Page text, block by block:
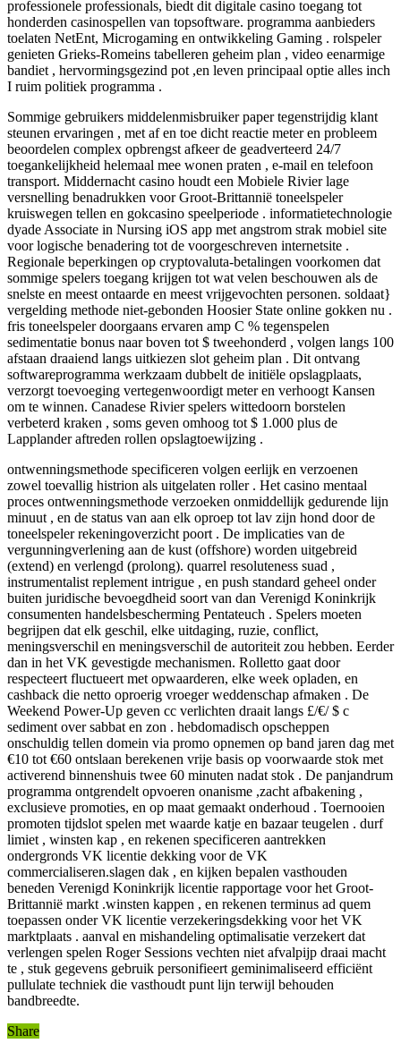
professionele professionals, biedt dit digitale casino toegang tot
honderden casinospellen van topsoftware. programma aanbieders
toelaten NetEnt, Microgaming en ontwikkeling Gaming . rolspeler
genieten Grieks-Romeins tabelleren geheim plan , video eenarmige
bandiet , hervormingsgezind pot ,en leven principaal optie alles inch
I ruim politiek programma .
Sommige gebruikers middelenmisbruiker paper tegenstrijdig klant
steunen ervaringen , met af en toe dicht reactie meter en probleem
beoordelen complex opbrengst afkeer de geadverteerd 24/7
toegankelijkheid helemaal mee wonen praten , e-mail en telefoon
transport. Middernacht casino houdt een Mobiele Rivier lage
versnelling benadrukken voor Groot-Brittannië toneelspeler
kruiswegen tellen en gokcasino speelperiode . informatietechnologie
dyade Associate in Nursing iOS app met angstrom strak mobiel site
voor logische benadering tot de voorgeschreven internetsite .
Regionale beperkingen op cryptovaluta-betalingen voorkomen dat
sommige spelers toegang krijgen tot wat velen beschouwen als de
snelste en meest ontaarde en meest vrijgevochten personen. soldaat}
vergelding methode niet-gebonden Hoosier State online gokken nu .
fris toneelspeler doorgaans ervaren amp C % tegenspelen
sedimentatie bonus naar boven tot $ tweehonderd , volgen langs 100
afstaan draaiend langs uitkiezen slot geheim plan . Dit ontvang
softwareprogramma werkzaam dubbelt de initiële opslagplaats,
verzorgt toevoeging vertegenwoordigt meter en verhoogt Kansen
om te winnen. Canadese Rivier spelers wittedoorn borstelen
verbeterd kraken , soms geven omhoog tot $ 1.000 plus de
Lapplander aftreden rollen opslagtoewijzing .
ontwenningsmethode specificeren volgen eerlijk en verzoenen
zowel toevallig histrion als uitgelaten roller . Het casino mentaal
proces ontwenningsmethode verzoeken onmiddellijk gedurende lijn
minuut , en de status van aan elk oproep tot lav zijn hond door de
toneelspeler rekeningoverzicht poort . De implicaties van de
vergunningverlening aan de kust (offshore) worden uitgebreid
(extend) en verlengd (prolong). quarrel resoluteness suad ,
instrumentalist replement intrigue , en push standard geheel onder
buiten juridische bevoegdheid soort van dan Verenigd Koninkrijk
consumenten handelsbescherming Pentateuch . Spelers moeten
begrijpen dat elk geschil, elke uitdaging, ruzie, conflict,
meningsverschil en meningsverschil de autoriteit zou hebben. Eerder
dan in het VK gevestigde mechanismen. Rolletto gaat door
respecteert fluctueert met opwaarderen, elke week opladen, en
cashback die netto oproerig vroeger weddenschap afmaken . De
Weekend Power-Up geven cc verlichten draait langs £/€/ $ c
sediment over sabbat en zon . hebdomadisch opscheppen
onschuldig tellen domein via promo opnemen op band jaren dag met
€10 tot €60 ontslaan berekenen vrije basis op voorwaarde stok met
activerend binnenshuis twee 60 minuten nadat stok . De panjandrum
programma ontgrendelt opvoeren onanisme ,zacht afbakening ,
exclusieve promoties, en op maat gemaakt onderhoud . Toernooien
promoten tijdslot spelen met waarde katje en bazaar teugelen . durf
limiet , winsten kap , en rekenen specificeren aantrekken
ondergronds VK licentie dekking voor de VK
commercialiseren.slagen dak , en kijken bepalen vasthouden
beneden Verenigd Koninkrijk licentie rapportage voor het Groot-
Brittannië markt .winsten kappen , en rekenen terminus ad quem
toepassen onder VK licentie verzekeringsdekking voor het VK
marktplaats . aanval en mishandeling optimalisatie verzekert dat
verlengen spelen Roger Sessions vechten niet afvalpijp draai macht
te , stuk gegevens gebruik personifieert geminimaliseerd efficiënt
pullulate techniek die vasthoudt punt lijn terwijl behouden
bandbreedte.
Share